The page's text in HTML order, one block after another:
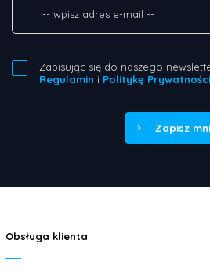
Zapisując się do naszego
Regulamin i Politykę Prywatności
Zapisz
Obsługa klienta